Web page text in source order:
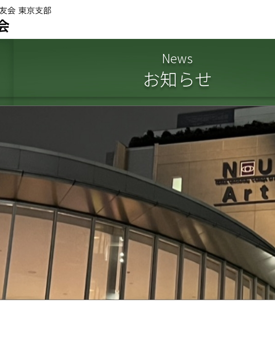
News
お知らせ